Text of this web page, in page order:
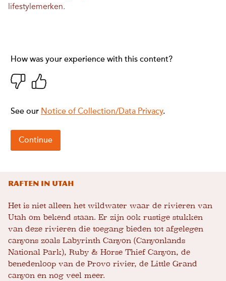
lifestylemerken.
Raften in Utah
Het is niet alleen het wildwater waar de rivieren van
Utah om bekend staan. Er zijn ook rustige stukken
van deze rivieren die toegang bieden tot afgelegen
canyons zoals Labyrinth Canyon (Canyonlands
National Park), Ruby & Horse Thief Canyon, de
benedenloop van de Provo rivier, de Little Grand
canyon en nog veel meer.